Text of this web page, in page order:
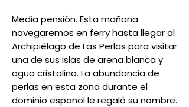
Media pensión. Esta mañana
navegaremos en ferry hasta llegar al
Archipiélago de Las Perlas para visitar
una de sus islas de arena blanca y
agua cristalina. La abundancia de
perlas en esta zona durante el
dominio español le regaló su nombre.